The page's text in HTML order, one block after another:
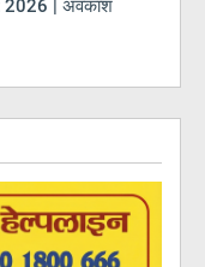
2026 | अवकाश